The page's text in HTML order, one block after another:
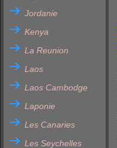
Jordanie
Kenya
La Reunion
Laos
Laos Cambodge
Laponie
Les Canaries
Les Seychelles